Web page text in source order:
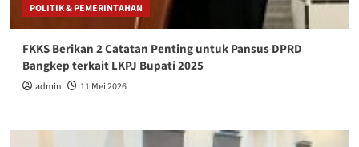
POLITIK & PEMERINTAHAN
FKKS Berikan 2 Catatan Penting untuk Pansus DPRD
Bangkep terkait LKPJ Bupati 2025
admin 11 Mei 2026